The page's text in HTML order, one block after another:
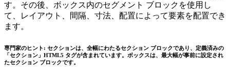
す。その後、ボックス内のセグメント ブロックを使用し
て、レイアウト、間隔、寸法、配置によって要素を配置でき
ます。
専門家のヒント: セクションは、全幅にわたるセクション ブロックであり、定義済みの
「セクション」HTML5 タグが含まれています。ボックスは、最大幅が事前に設定され
たセクション ブロックです。